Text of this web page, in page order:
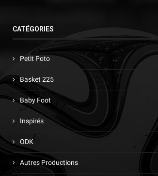
CATÉGORIES
Petit Poto
Basket 225
Baby Foot
Inspirés
ODK
Autres Productions